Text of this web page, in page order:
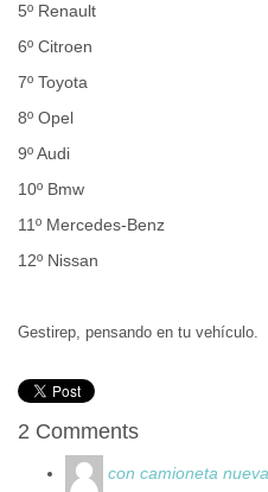
5º Renault
6º Citroen
7º Toyota
8º Opel
9º Audi
10º Bmw
11º Mercedes-Benz
12º Nissan
Gestirep, pensando en tu vehículo.
2 Comments
con camioneta nueva